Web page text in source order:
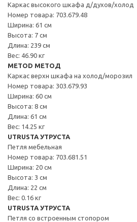
Каркас высокого шкафа д/духов/холод
Номер товара: 703.679.48
Ширина: 61 см
Высота: 7 см
Длина: 239 см
Вес: 46.90 кг
METOD МЕТОД
Каркас верхн шкафа на холод/морозил
Номер товара: 303.679.93
Ширина: 60 см
Высота: 8 см
Длина: 61 см
Вес: 14.25 кг
UTRUSTA УТРУСТА
Петля мебельная
Номер товара: 703.681.51
Ширина: 20 см
Высота: 3 см
Длина: 22 см
Вес: 0.16 кг
UTRUSTA УТРУСТА
Петля со встроенным стопором